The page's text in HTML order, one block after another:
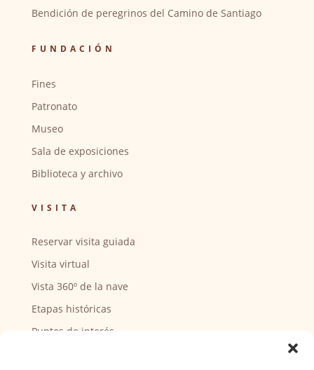
Bendición de peregrinos del Camino de Santiago
FUNDACIÓN
Fines
Patronato
Museo
Sala de exposiciones
Biblioteca y archivo
VISITA
Reservar visita guiada
Visita virtual
Vista 360º de la nave
Etapas históricas
Puntos de interés